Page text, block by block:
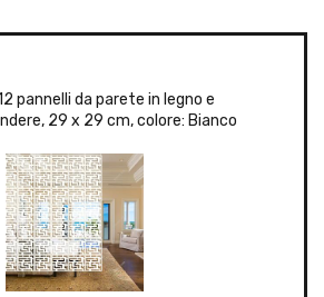
pannelli da parete in legno e
29 x 29 cm, colore: Bianco